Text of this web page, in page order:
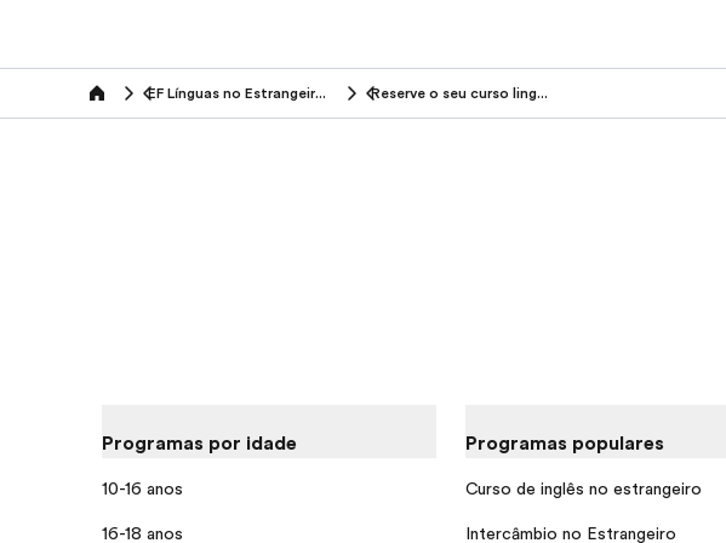
Home EF Línguas no Estrangeiro (16-25 anos) Reserve o seu curso linguístico
Programas por idade
10-16 anos
16-18 anos
Programas populares
Curso de inglês no estrangeiro
Intercâmbio no Estrangeiro